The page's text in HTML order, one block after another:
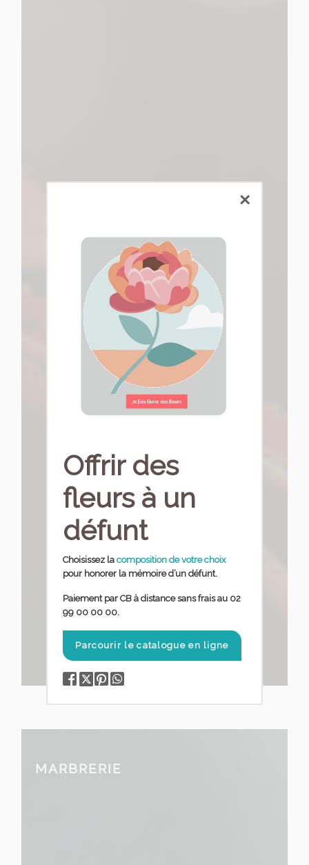
MARBRERIE
Offrir des
fleurs à un
défunt
Choisissez lacomposition de votre choix
pour honorer la mémoire d’un défunt.
Paiement par CB à distance sans frais au 02
99 00 00 00.
Parcourir le catalogue en ligne